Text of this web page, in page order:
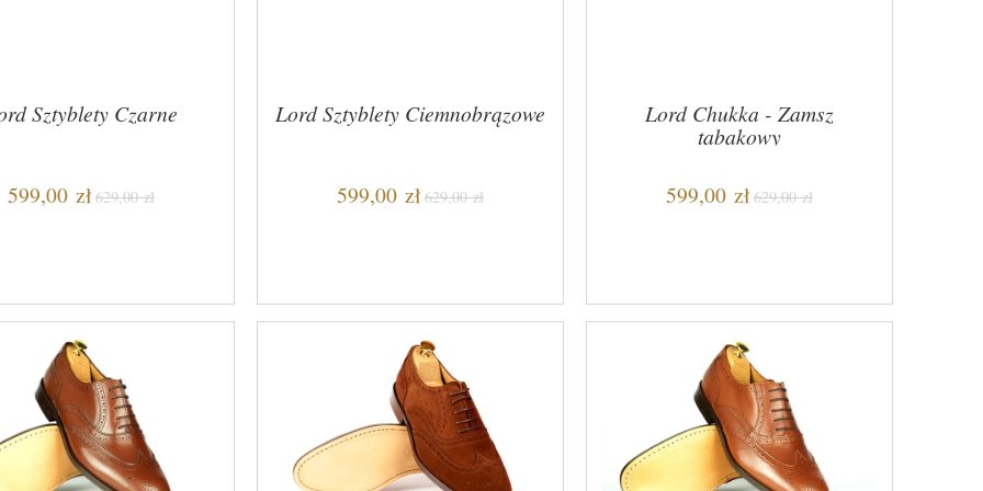
Sztyblety Czarne
599,00 zł 629,00 zł
Lord Sztyblety Ciemnobrązowe
599,00 zł 629,00 zł
Lord Chukka - Zamsz
tabakowy
599,00 zł 629,00 zł